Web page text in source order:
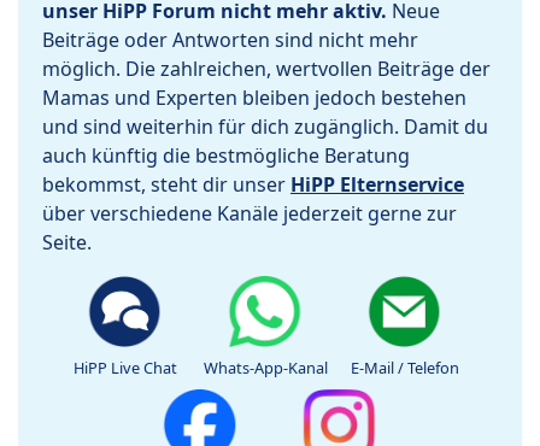
unser HiPP Forum nicht mehr aktiv. Neue
Beiträge oder Antworten sind nicht mehr
möglich. Die zahlreichen, wertvollen Beiträge der
Mamas und Experten bleiben jedoch bestehen
und sind weiterhin für dich zugänglich. Damit du
auch künftig die bestmögliche Beratung
bekommst, steht dir unser HiPP Elternservice
über verschiedene Kanäle jederzeit gerne zur
Seite.
HiPP Live Chat Whats-App-Kanal E-Mail / Telefon